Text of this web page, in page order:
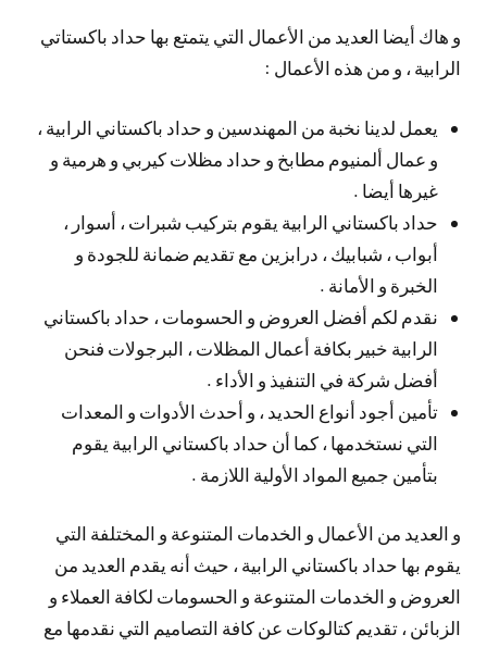
و هاك أيضا العديد من الأعمال التي يتمتع بها حداد باكستاتي
الرابية ، و من هذه الأعمال :
يعمل لدينا نخبة من المهندسين و حداد باكستاني الرابية ،
و عمال ألمنيوم مطابخ و حداد مظلات كيربي و هرمية و
غيرها أيضا .
حداد باكستاني الرابية يقوم بتركيب شبرات ، أسوار ،
أبواب ، شبابيك ، درابزين مع تقديم ضمانة للجودة و
الخبرة و الأمانة .
نقدم لكم أفضل العروض و الحسومات ، حداد باكستاني
الرابية خبير بكافة أعمال المظلات ، البرجولات فنحن
أفضل شركة في التنفيذ و الأداء .
تأمين أجود أنواع الحديد ، و أحدث الأدوات و المعدات
التي نستخدمها ، كما أن حداد باكستاني الرابية يقوم
بتأمين جميع المواد الأولية اللازمة .
و العديد من الأعمال و الخدمات المتنوعة و المختلفة التي
يقوم بها حداد باكستاني الرابية ، حيث أنه يقدم العديد من
العروض و الخدمات المتنوعة و الحسومات لكافة العملاء و
الزبائن ، تقديم كتالوكات عن كافة التصاميم التي نقدمها مع